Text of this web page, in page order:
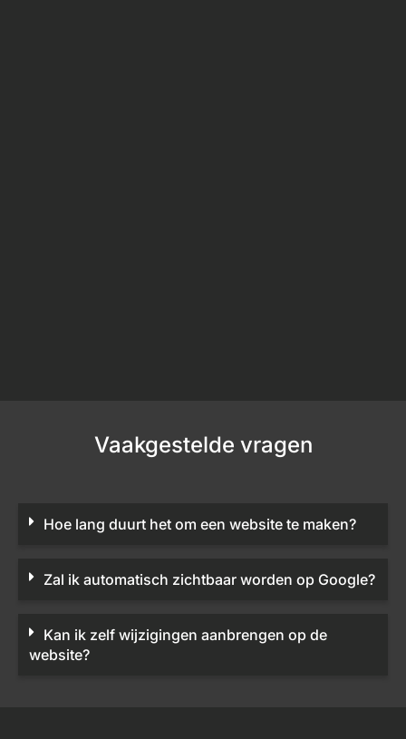
Vaakgestelde vragen
Hoe lang duurt het om een website te maken?
Zal ik automatisch zichtbaar worden op Google?
Kan ik zelf wijzigingen aanbrengen op de
website?